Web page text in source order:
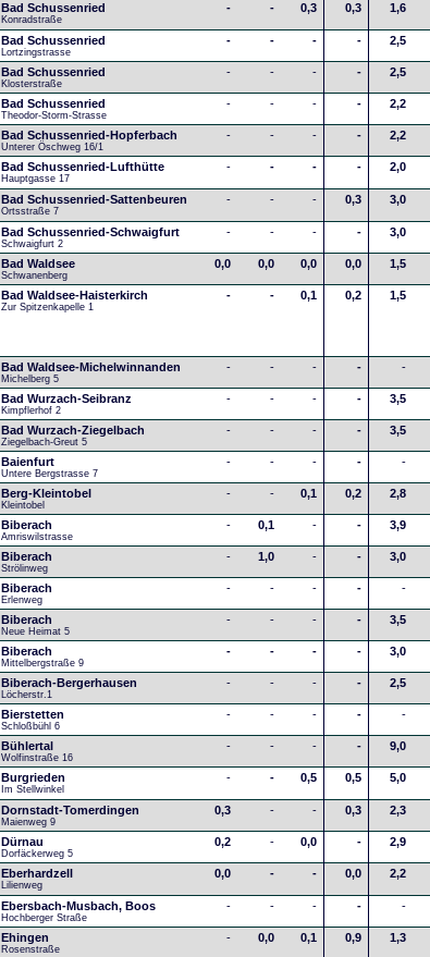
Bad Schussenried
Konradstraße
- - 0,3 0,3 1,6
Bad Schussenried
Lortzingstrasse
- - - - 2,5
Bad Schussenried
Klosterstraße
- - - - 2,5
Bad Schussenried
Theodor-Storm-Strasse
- - - - 2,2
Bad Schussenried-Hopferbach
Unterer Öschweg 16/1
- - - - 2,2
Bad Schussenried-Lufthütte
Hauptgasse 17
- - - - 2,0
Bad Schussenried-Sattenbeuren
Ortsstraße 7
- - - 0,3 3,0
Bad Schussenried-Schwaigfurt
Schwaigfurt 2
- - - - 3,0
Bad Waldsee
Schwanenberg
0,0 0,0 0,0 0,0 1,5
Bad Waldsee-Haisterkirch
Zur Spitzenkapelle 1
- - 0,1 0,2 1,5
Bad Waldsee-Michelwinnanden
Michelberg 5
- - - - -
Bad Wurzach-Seibranz
Kimpflerhof 2
- - - - 3,5
Bad Wurzach-Ziegelbach
Ziegelbach-Greut 5
- - - - 3,5
Baienfurt
Untere Bergstrasse 7
- - - - -
Berg-Kleintobel
Kleintobel
- - 0,1 0,2 2,8
Biberach
Amriswilstrasse
- 0,1 - - 3,9
Biberach
Strölinweg
- 1,0 - - 3,0
Biberach
Erlenweg
- - - - -
Biberach
Neue Heimat 5
- - - - 3,5
Biberach
Mittelbergstraße 9
- - - - 3,0
Biberach-Bergerhausen
Löcherstr.1
- - - - 2,5
Bierstetten
Schloßbühl 6
- - - - -
Bühlertal
Wolfinstraße 16
- - - - 9,0
Burgrieden
Im Stellwinkel
- - 0,5 0,5 5,0
Dornstadt-Tomerdingen
Maienweg 9
0,3 - - 0,3 2,3
Dürnau
Dorfäckerweg 5
0,2 - 0,0 - 2,9
Eberhardzell
Lilienweg
0,0 - - 0,0 2,2
Ebersbach-Musbach, Boos
Hochberger Straße
- - - - -
Ehingen
Rosenstraße
- 0,0 0,1 0,9 1,3